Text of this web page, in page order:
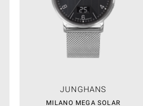
JUNGHANS
MILANO MEGA SOLAR